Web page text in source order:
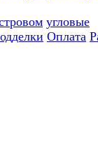
угловые
Оплата